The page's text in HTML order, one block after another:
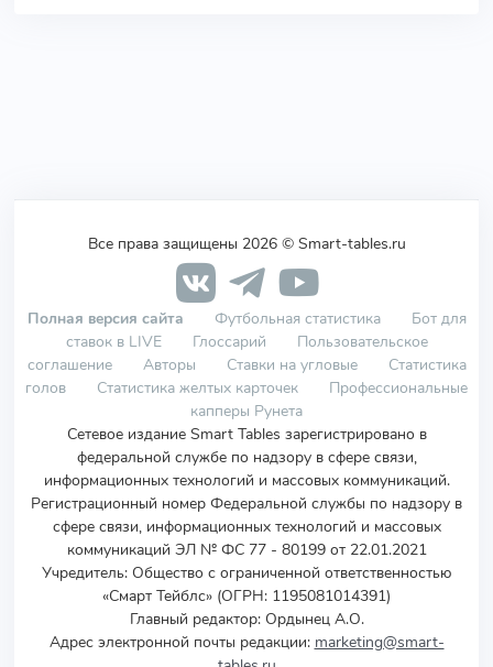
Все права защищены 2026 © Smart-tables.ru
Полная версия сайта Футбольная статистика
Бот для
ставок в LIVE
Глоссарий
Пользовательское
соглашение
Авторы Ставки на угловые
Статистика
голов
Статистика желтых карточек
Профессиональные
капперы Рунета
Сетевое издание Smart Tables зарегистрировано в
федеральной службе по надзору в сфере связи,
информационных технологий и массовых коммуникаций.
Регистрационный номер Федеральной службы по надзору в
сфере связи, информационных технологий и массовых
коммуникаций ЭЛ № ФС 77 - 80199 от 22.01.2021
Учредитель: Общество с ограниченной ответственностью
«Смарт Тейблс» (ОГРН: 1195081014391)
Главный редактор: Ордынец А.О.
Адрес электронной почты редакции: marketing@smart-